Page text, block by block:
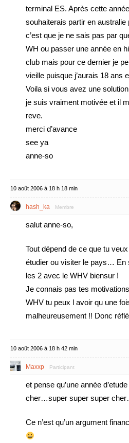
terminal ES. Après cette
souhaiterais partir en
c’est que je ne sais pas par
WH ou passer une année en
club mais pour ce dernier je
vieille puisque j’aurais 18 ans
Voila si vous avez une
je suis vraiment motivée et il
reve.
merci d’avance
see ya
anne-so
10 août 2006 à 18 h 18 min
hash_ka Membre
salut anne-so,
Tout dépend de ce que tu
étudier ou visiter le pays… En
les 2 avec le WHV biensur !
Je connais pas tes
WHV tu peux l avoir qu une
malheureusement !! Donc
10 août 2006 à 18 h 42 min
Maxxp Participant
et pense qu’une année
cher…super super super
Ce n’est qu’un argument